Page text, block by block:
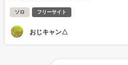
ソロ フリーサイト
おじキャン△